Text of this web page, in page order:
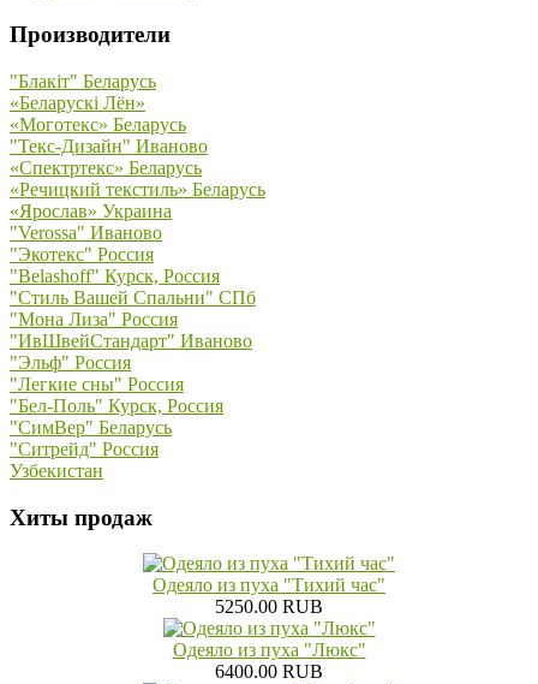
Производители
"Блакiт" Беларусь
«Беларускi Лён»
«Моготекс» Беларусь
"Текс-Дизайн" Иваново
«Спектртекс» Беларусь
«Речицкий текстиль» Беларусь
«Ярослав» Украина
"Verossa" Иваново
"Экотекс" Россия
"Belashoff" Курск, Россия
"Стиль Вашей Спальни" СПб
"Мона Лиза" Россия
"ИвШвейСтандарт" Иваново
"Эльф" Россия
"Легкие сны" Россия
"Бел-Поль" Курск, Россия
"СимВер" Беларусь
"Ситрейд" Россия
Узбекистан
Хиты продаж
Одеяло из пуха "Тихий час"
5250.00 RUB
Одеяло из пуха "Люкс"
6400.00 RUB